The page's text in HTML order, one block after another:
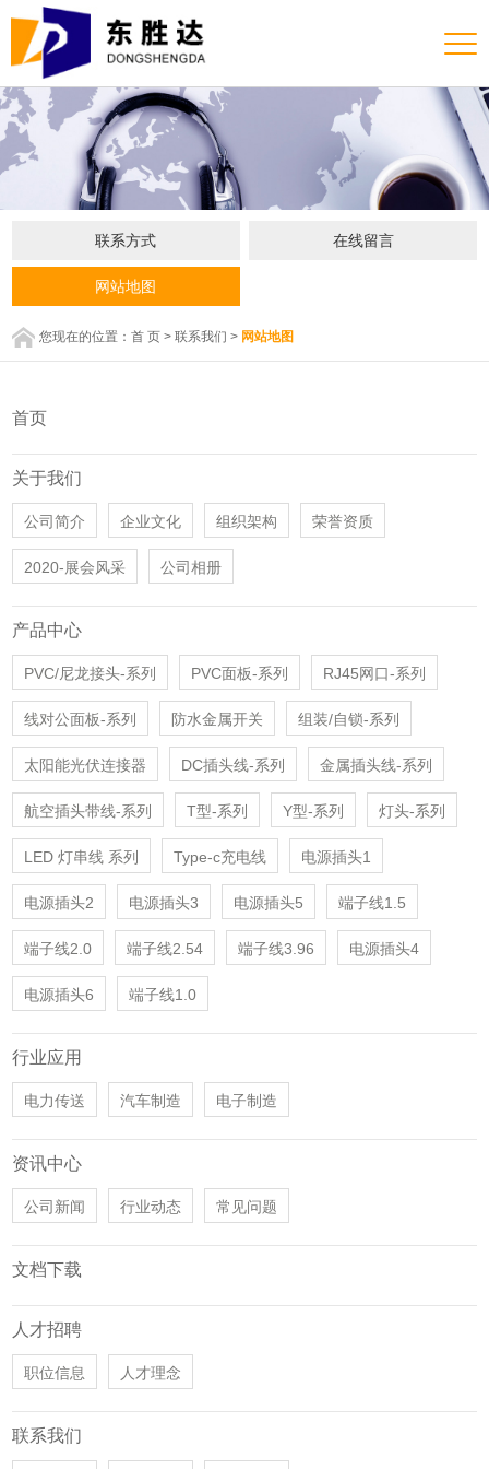
联系方式 在线留言
网站地图
您现在的位置：首 页 >联系我们 > 网站地图
首页
关于我们
公司简介 企业文化 组织架构 荣誉资质
2020-展会风采 公司相册
产品中心
PVC/尼龙接头-系列 PVC面板-系列 RJ45网口-系列
线对公面板-系列 防水金属开关 组装/自锁-系列
太阳能光伏连接器 DC插头线-系列 金属插头线-系列
航空插头带线-系列 T型-系列 Y型-系列 灯头-系列
LED 灯串线 系列 Type-c充电线 电源插头1
电源插头2 电源插头3 电源插头5 端子线1.5
端子线2.0 端子线2.54 端子线3.96 电源插头4
电源插头6 端子线1.0
行业应用
电力传送 汽车制造 电子制造
资讯中心
公司新闻 行业动态 常见问题
文档下载
人才招聘
职位信息 人才理念
联系我们